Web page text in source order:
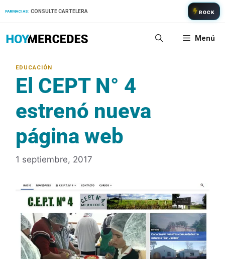
FARMACIAS: CONSULTE CARTELERA ROCK
Menú
El CEPT N° 4
estrenó nueva
página web
1 septiembre, 2017